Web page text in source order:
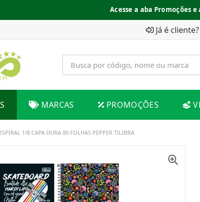
Acesse a aba Promoções
Já é
MARCAS PROMOÇÕES
1/8 CAPA DURA 80 FOLHAS PEPPER TILIBRA